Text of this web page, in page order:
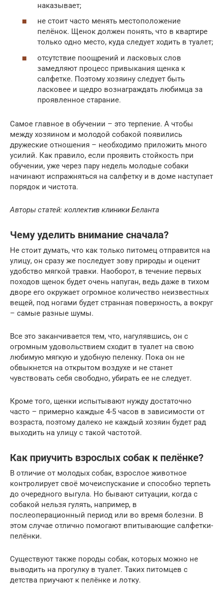
наказывает;
не стоит часто менять местоположение
пелёнок. Щенок должен понять, что в квартире
только одно место, куда следует ходить в туалет;
отсутствие поощрений и ласковых слов
замедляют процесс привыкания щенка к
салфетке. Поэтому хозяину следует быть
ласковее и щедро вознаграждать любимца за
проявленное старание.
Самое главное в обучении – это терпение. А чтобы
между хозяином и молодой собакой появились
дружеские отношения – необходимо приложить много
усилий. Как правило, если проявить стойкость при
обучении, уже через пару недель молодые собаки
начинают испражняться на салфетку и в доме наступает
порядок и чистота.
Авторы статей: коллектив клиники Беланта
Чему уделить внимание сначала?
Не стоит думать, что как только питомец отправится на
улицу, он сразу же последует зову природы и оценит
удобство мягкой травки. Наоборот, в течение первых
походов щенок будет очень напуган, ведь даже в тихом
дворе его окружает огромное количество неизвестных
вещей, под ногами будет странная поверхность, а вокруг
– самые разные шумы.
Все это заканчивается тем, что, нагулявшись, он с
огромным удовольствием сходит в туалет на свою
любимую мягкую и удобную пеленку. Пока он не
обвыкнется на открытом воздухе и не станет
чувствовать себя свободно, убирать ее не следует.
Кроме того, щенки испытывают нужду достаточно
часто – примерно каждые 4-5 часов в зависимости от
возраста, поэтому далеко не каждый хозяин будет рад
выходить на улицу с такой частотой.
Как приучить взрослых собак к пелёнке?
В отличие от молодых собак, взрослое животное
контролирует своё мочеиспускание и способно терпеть
до очередного выгула. Но бывают ситуации, когда с
собакой нельзя гулять, например, в
послеоперационный период или во время болезни. В
этом случае отлично помогают впитывающие салфетки-
пелёнки.
Существуют также породы собак, которых можно не
выводить на прогулку в туалет. Таких питомцев с
детства приучают к пелёнке и лотку.